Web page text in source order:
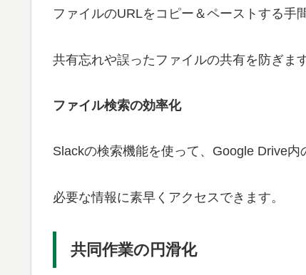
ファイルのURLをコピー＆ペーストする手
共有忘れや誤ったファイルの共有を防ぎます
ファイル検索の効率化
Slackの検索機能を使って、Google Drive内
必要な情報に素早くアクセスできます。
共同作業の円滑化